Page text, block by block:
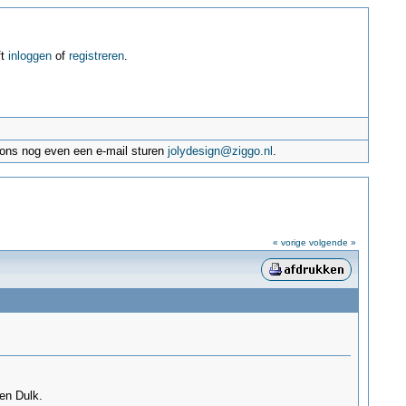
inloggenof registreren.
nog even een e-mail sturenjolydesign@ziggo.nl .
« vorige volgende »
Dulk.